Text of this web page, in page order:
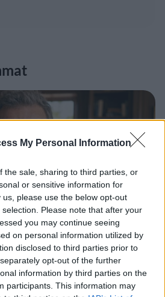
My Personal Information
the sale, sharing to third parties, or
or sensitive information for
please use the below opt-out
Please note that after your
you may continue seeing
on personal information utilized by
disclosed to third parties prior to
opt-out of the further
information by third parties on the
participants. This information may
kuulu kaikille –
tärkeästä